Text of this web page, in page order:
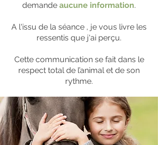
demande aucune information.
A l'issu de la séance , je vous livre les
ressentis que j'ai perçu.
Cette communication se fait dans le
respect total de l’animal et de son
rythme.